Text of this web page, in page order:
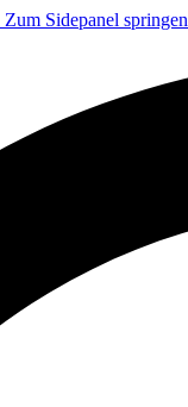
Zum Sidepanel springen